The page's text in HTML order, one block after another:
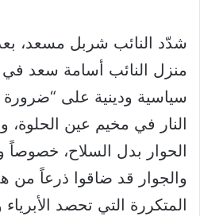
شدّد النائب شربل مسعد،
منزل النائب أسامة سعد
سياسية ودينية على
النار في مخيم عين الحلوة،
الحوار بدل السلاح، خصوصاً
والجوار قد ضاقوا ذرعاً من
المتكررة التي تحصد